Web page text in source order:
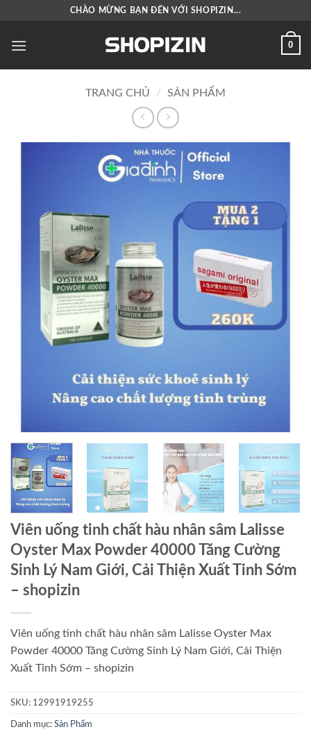
nội
CHÀO MỪNG BẠN ĐẾN VỚI SHOPIZIN...
0
TRANG CHỦ / SẢN PHẨM
Viên uống tinh chất hàu nhân sâm Lalisse
Oyster Max Powder 40000 Tăng Cường
Sinh Lý Nam Giới, Cải Thiện Xuất Tinh Sớm
– shopizin
Viên uống tinh chất hàu nhân sâm Lalisse Oyster Max
Powder 40000 Tăng Cường Sinh Lý Nam Giới, Cải Thiện
Xuất Tinh Sớm – shopizin
SKU: 12991919255
Danh mục: Sản Phẩm